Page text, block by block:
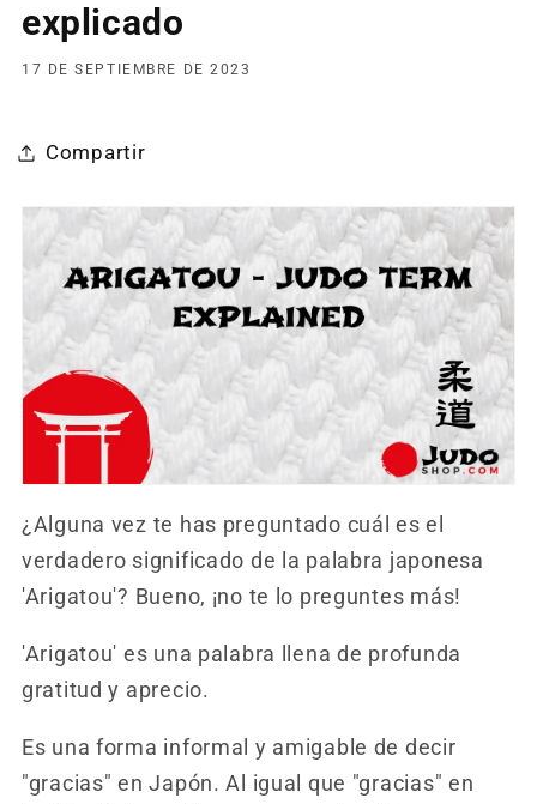
explicado
17 DE SEPTIEMBRE DE 2023
Compartir
¿Alguna vez te has preguntado cuál es el
verdadero significado de la palabra japonesa
'Arigatou'? Bueno, ¡no te lo preguntes más!
'Arigatou' es una palabra llena de profunda
gratitud y aprecio.
Es una forma informal y amigable de decir
"gracias" en Japón. Al igual que "gracias" en